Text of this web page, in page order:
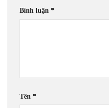
Bình luận *
Tên *